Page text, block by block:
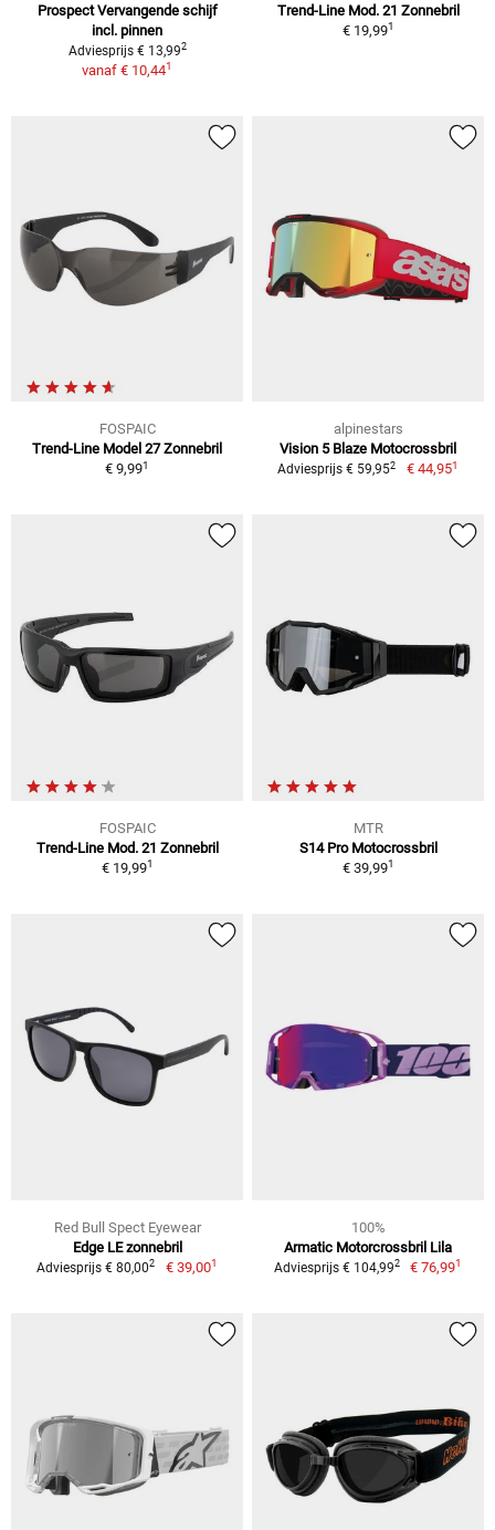
Prospect Vervangende schijf
incl. pinnen
Adviesprijs € 13,992
vanaf € 10,441
Trend-Line Mod. 21 Zonnebril
€ 19,991
FOSPAIC
Trend-Line Model 27 Zonnebril
€ 9,991
alpinestars
Vision 5 Blaze Motocrossbril
Adviesprijs € 59,952 € 44,951
FOSPAIC
Trend-Line Mod. 21 Zonnebril
€ 19,991
MTR
S14 Pro Motocrossbril
€ 39,991
Red Bull Spect Eyewear
Edge LE zonnebril
Adviesprijs € 80,002 € 39,001
100%
Armatic Motorcrossbril Lila
Adviesprijs € 104,992 € 76,991